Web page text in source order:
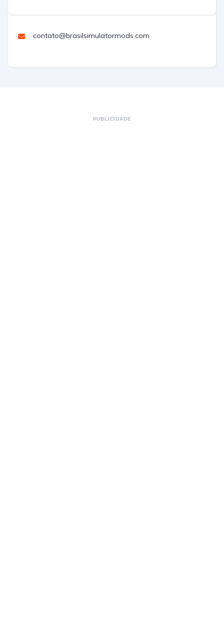
contato@brasilsimulatormods.com
PUBLICIDADE